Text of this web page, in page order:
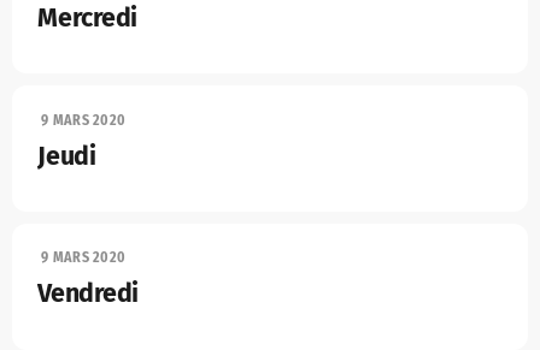
Mercredi
9 MARS 2020
Jeudi
9 MARS 2020
Vendredi